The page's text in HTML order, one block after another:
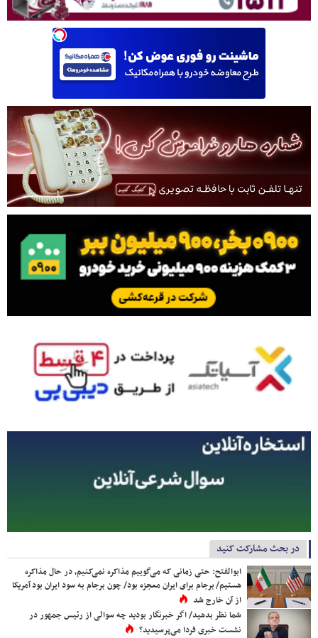
در بحث مشارکت کنید
ابوالفتح: حتی زمانی که می‌گوییم مذاکره نمی‌کنیم، در حال مذاکره
هستیم/ برجام برای ایران معجزه بود/ چون برجام به سود ایران بود آمریکا
از آن خارج شد
شما نظر بدهید/ اگر خبرنگار بودید چه سوالی از رئیس جمهور در
نشست خبری فردا می‌پرسیدید؟